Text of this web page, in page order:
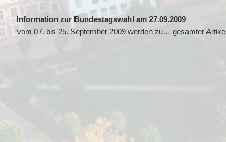
Information zur Bundestagswahl am 27.09.2009
Vom 07. bis 25. September 2009 werden zu… gesamter Artikel